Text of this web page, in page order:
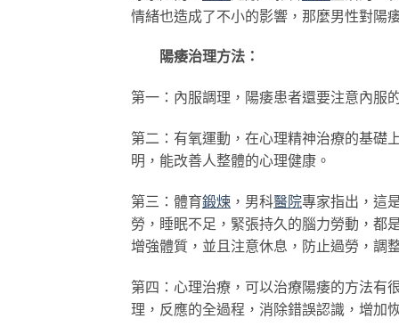
情緒也造成了不小的影響，那麼男性對陽
陽痿治理方法：
第一：內服調理，陽痿患者還要注意內服
第二：有氧運動，在心理精神治療的基礎
明，能改善人整體的心理健康。
第三：體育鍛煉 ，男科醫院專家指出，這
勞，睡眠不足，緊張持久的腦力勞動，都
增強體質，並且注意休息，防止過勞，調
第四：心理治療，可以治療陽痿的方法有
理，反應的全過程，消除錯誤認識，增加